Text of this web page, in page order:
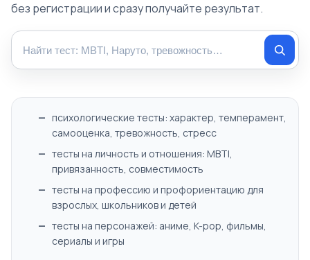
без регистрации и сразу получайте результат.
психологические тесты: характер, темперамент,
самооценка, тревожность, стресс
тесты на личность и отношения: MBTI,
привязанность, совместимость
тесты на профессию и профориентацию для
взрослых, школьников и детей
тесты на персонажей: аниме, K-pop, фильмы,
сериалы и игры